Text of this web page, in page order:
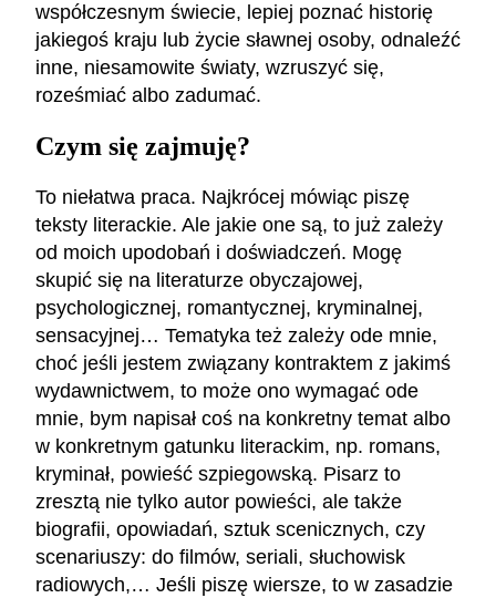
współczesnym świecie, lepiej poznać historię
jakiegoś kraju lub życie sławnej osoby, odnaleźć
inne, niesamowite światy, wzruszyć się,
roześmiać albo zadumać.
Czym się zajmuję?
To niełatwa praca. Najkrócej mówiąc piszę
teksty literackie. Ale jakie one są, to już zależy
od moich upodobań i doświadczeń. Mogę
skupić się na literaturze obyczajowej,
psychologicznej, romantycznej, kryminalnej,
sensacyjnej… Tematyka też zależy ode mnie,
choć jeśli jestem związany kontraktem z jakimś
wydawnictwem, to może ono wymagać ode
mnie, bym napisał coś na konkretny temat albo
w konkretnym gatunku literackim, np. romans,
kryminał, powieść szpiegowską. Pisarz to
zresztą nie tylko autor powieści, ale także
biografii, opowiadań, sztuk scenicznych, czy
scenariuszy: do filmów, seriali, słuchowisk
radiowych,… Jeśli piszę wiersze, to w zasadzie